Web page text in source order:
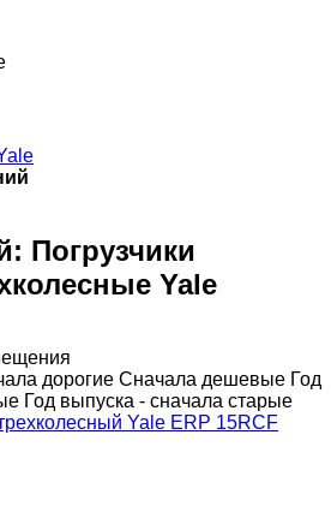
Погрузчики
Yale
дорогие Сначала дешевые Год
Год выпуска - сначала старые